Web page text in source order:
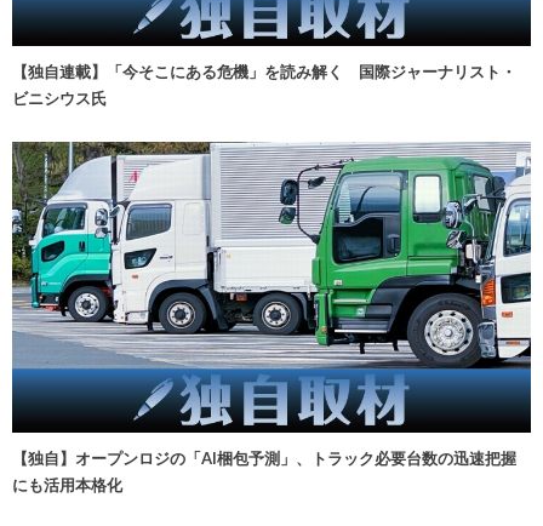
【独自連載】「今そこにある危機」を読み解く 国際ジャーナリスト・
ビニシウス氏
【独自】オープンロジの「AI梱包予測」、トラック必要台数の迅速把握
にも活用本格化